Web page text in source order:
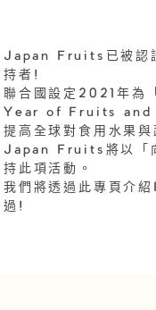
Japan Fruits已被認
持者!
聯合國設定2021年
Year of Fruits and
提高全球對食用水果
Japan Fruits將以「
持此項活動。
我們將透過此專頁介
過!